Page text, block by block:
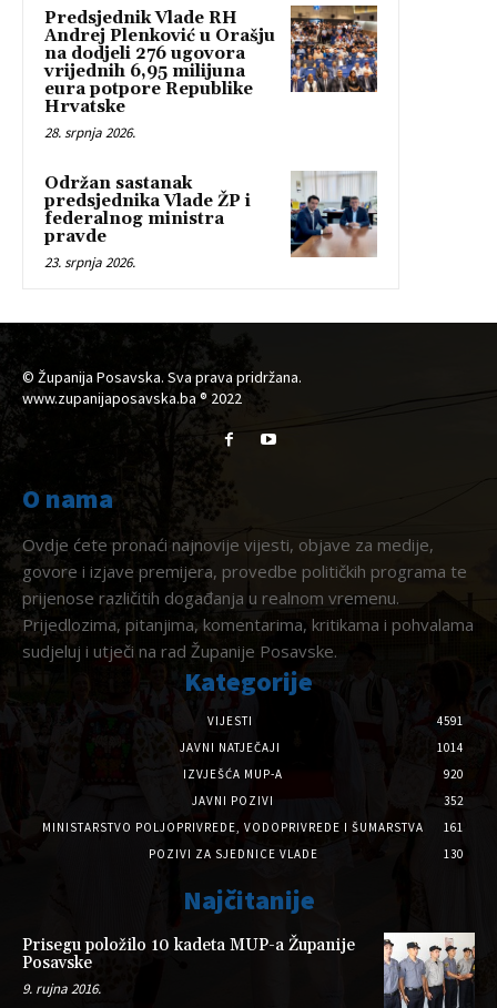
Predsjednik Vlade RH
Andrej Plenković u Orašju
na dodjeli 276 ugovora
vrijednih 6,95 milijuna
eura potpore Republike
Hrvatske
28. srpnja 2026.
Održan sastanak
predsjednika Vlade ŽP i
federalnog ministra
pravde
23. srpnja 2026.
© Županija Posavska. Sva prava pridržana.
www.zupanijaposavska.ba ® 2022
O nama
Ovdje ćete pronaći najnovije vijesti, objave za medije,
govore i izjave premijera, provedbe političkih programa te
prijenose različitih događanja u realnom vremenu.
Prijedlozima, pitanjima, komentarima, kritikama i pohvalama
sudjeluj i utječi na rad Županije Posavske.
Kategorije
VIJESTI
4591
JAVNI NATJEČAJI
1014
IZVJEŠĆA MUP-A
920
JAVNI POZIVI
352
MINISTARSTVO POLJOPRIVREDE, VODOPRIVREDE I ŠUMARSTVA
161
POZIVI ZA SJEDNICE VLADE
130
Najčitanije
Prisegu položilo 10 kadeta MUP-a Županije
Posavske
9. rujna 2016.